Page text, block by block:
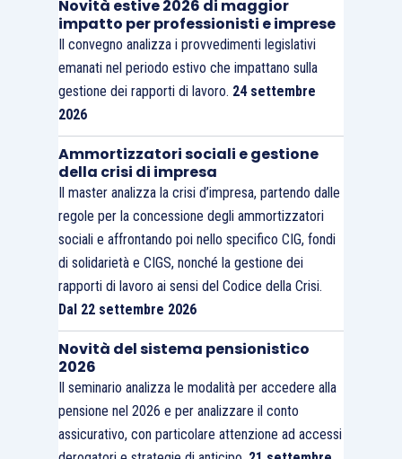
Novità estive 2026 di maggior
impatto per professionisti e imprese
Il convegno analizza i provvedimenti legislativi
emanati nel periodo estivo che impattano sulla
gestione dei rapporti di lavoro. 24 settembre
2026
Ammortizzatori sociali e gestione
della crisi di impresa
Il master analizza la crisi d’impresa, partendo dalle
regole per la concessione degli ammortizzatori
sociali e affrontando poi nello specifico CIG, fondi
di solidarietà e CIGS, nonché la gestione dei
rapporti di lavoro ai sensi del Codice della Crisi.
Dal 22 settembre 2026
Novità del sistema pensionistico
2026
Il seminario analizza le modalità per accedere alla
pensione nel 2026 e per analizzare il conto
assicurativo, con particolare attenzione ad accessi